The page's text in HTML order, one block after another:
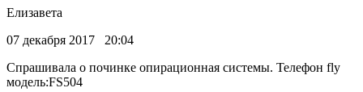
Елизавета
07 декабря 2017 20:04
Спрашивала о починке опирационная системы. Телефон fly
модель:FS504